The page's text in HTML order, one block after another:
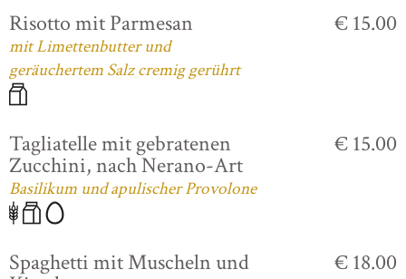
Risotto mit Parmesan
mit Limettenbutter und
geräuchertem Salz cremig gerührt
€ 15.00
Tagliatelle mit gebratenen
Zucchini, nach Nerano-Art
Basilikum und apulischer Provolone
€ 15.00
Spaghetti mit Muscheln und € 18.00